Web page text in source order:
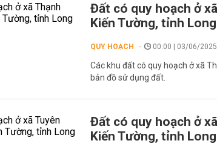
Đất có quy hoạch ở
Kiến Tường, tỉnh
QUY HOẠCH 00:00 | 03/06/2025
Các khu đất có quy hoạch ở xã
bản đồ sử dụng đất.
Đất có quy hoạch ở
Kiến Tường, tỉnh